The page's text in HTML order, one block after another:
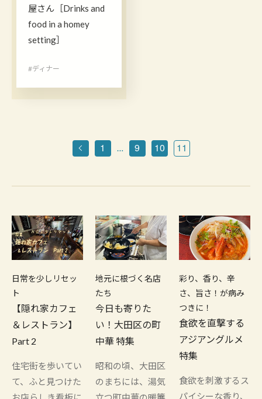
屋さん［Drinks and
food in a homey
setting］
#ディナー
1 … 9 10 11
日常を少しリセッ
ト
【隠れ家カフェ
＆レストラン】
Part 2
住宅街を歩いてい
て、ふと見つけた
地元に根づく名店
たち
今日も寄りた
い！大田区の町
中華 特集
昭和の頃、大田区
のまちには、湯気
彩り、香り、辛
さ、旨さ！が病み
つきに！
食欲を直撃する
アジアングルメ
特集
食欲を刺激するス
パイシーな香り、